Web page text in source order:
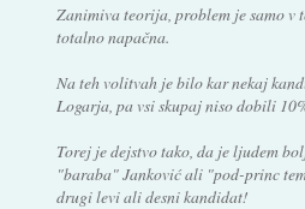
Zanimiva teorija, problem je samo v
totalno napačna.
Na teh volitvah je bilo kar nekaj
Logarja, pa vsi skupaj niso dobili
Torej je dejstvo tako, da je ljudem
"baraba" Janković ali "pod-princ
drugi levi ali desni kandidat!